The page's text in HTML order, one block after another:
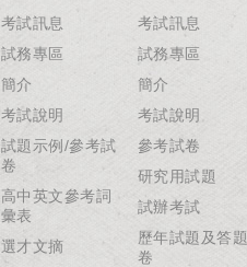
考試訊息
試務專區
簡介
考試說明
試題示例/參考試
卷
高中英文參考詞
彙表
選才文摘
考試訊息
試務專區
簡介
考試說明
參考試卷
研究用試題
試辦考試
歷年試題及答題
卷